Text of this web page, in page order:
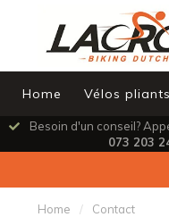
Home Vélos
Besoin d'un conseil?
073 203
Home / Contact